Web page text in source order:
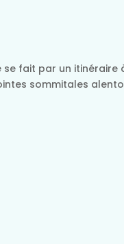
fait par un itinéraire
sommitales